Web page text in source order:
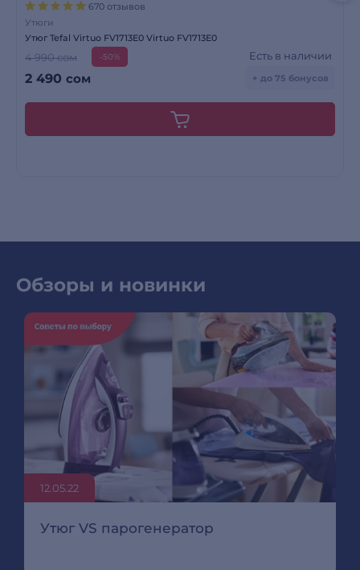
670 отзывов
Утюги
Утюг Tefal Virtuo FV1713E0 Virtuo FV1713E0
4 990 сом -50%
2 490 сом
Есть в наличии
+ до 75 бонусов
Обзоры и новинки
12.05.22
Утюг VS парогенератор